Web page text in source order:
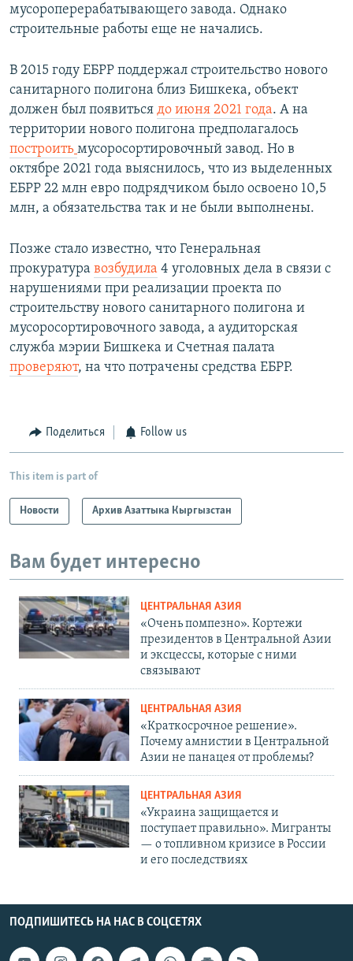
мусороперерабатывающего завода. Однако
строительные работы еще не начались.
В 2015 году ЕБРР поддержал строительство нового
санитарного полигона близ Бишкека, объект
должен был появиться до июня 2021 года. А на
территории нового полигона предполагалось
построить мусоросортировочный завод. Но в
октябре 2021 года выяснилось, что из выделенных
ЕБРР 22 млн евро подрядчиком было освоено 10,5
млн, а обязательства так и не были выполнены.
Позже стало известно, что Генеральная
прокуратура возбудила 4 уголовных дела в связи с
нарушениями при реализации проекта по
строительству нового санитарного полигона и
мусоросортировочного завода, а аудиторская
служба мэрии Бишкека и Счетная палата
проверяют, на что потрачены средства ЕБРР.
Поделиться Follow us
This item is part of
Новости Архив Азаттыка Кыргызстан
Вам будет интересно
ЦЕНТРАЛЬНАЯ АЗИЯ
«Очень помпезно». Кортежи
президентов в Центральной Азии
и эксцессы, которые с ними
связывают
ЦЕНТРАЛЬНАЯ АЗИЯ
«Краткосрочное решение».
Почему амнистии в Центральной
Азии не панацея от проблемы?
ЦЕНТРАЛЬНАЯ АЗИЯ
«Украина защищается и
поступает правильно». Мигранты
— о топливном кризисе в России
и его последствиях
ПОДПИШИТЕСЬ НА НАС В СОЦСЕТЯХ